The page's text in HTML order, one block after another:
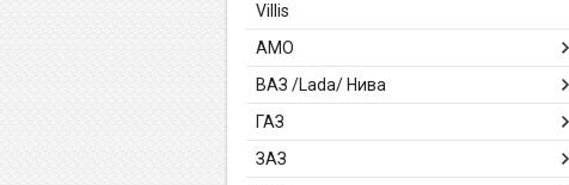
Villis
АМО
ВАЗ /Lada/ Нива
ГАЗ
ЗАЗ